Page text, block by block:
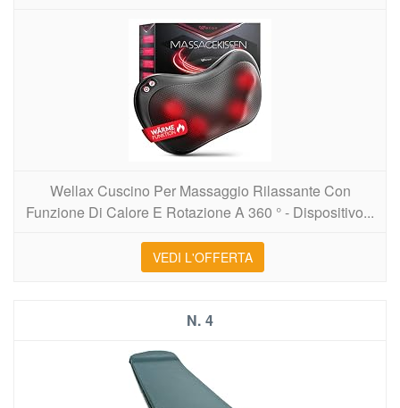
Wellax Cuscino Per Massaggio Rilassante Con
Funzione Di Calore E Rotazione A 360 ° - Dispositivo...
VEDI L'OFFERTA
4